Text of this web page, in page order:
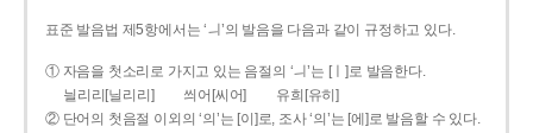
표준 발음법 제5항에서는 ‘ㅢ’의 발음을 다음과 같이 규정하고 있다.
① 자음을 첫소리로 가지고 있는 음절의 ‘ㅢ’는 [ㅣ]로 발음한다.
늴리리[닐리리]
씌어[씨어]
유희[유히]
② 단어의 첫음절 이외의 ‘의’는 [이]로, 조사 ‘의’는 [에]로 발음할 수 있다.